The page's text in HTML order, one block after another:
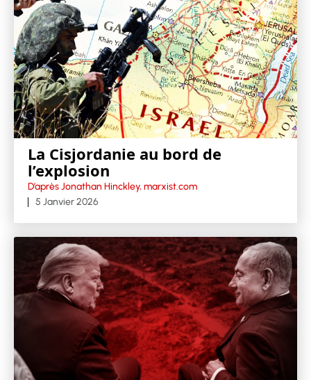
La Cisjordanie au bord de
l’explosion
D’après Jonathan Hinckley, marxist.com
5 Janvier 2026